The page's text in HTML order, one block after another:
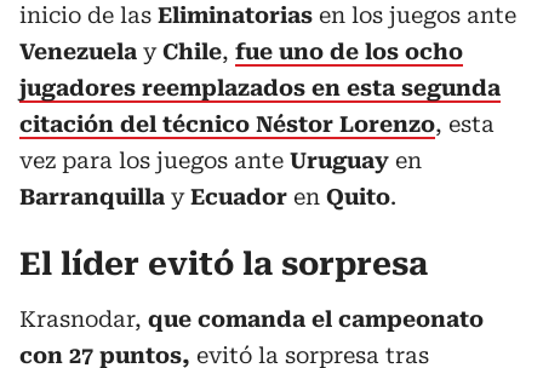
inicio de las Eliminatorias en los juegos ante
Venezuela yChile, fue uno de los ocho
jugadores reemplazados en esta segunda
citación del técnico Néstor Lorenzo, esta
vez para los juegos ante Uruguay en
Barranquilla yEcuador en Quito.
El líder evitó la sorpresa
Krasnodar, que comanda el campeonato
con 27 puntos, evitó la sorpresa tras